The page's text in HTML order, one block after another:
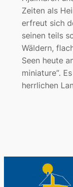
Zeiten als
erfreut sich
seinen teils
Wäldern,
Seen heute
miniature“.
herrlichen